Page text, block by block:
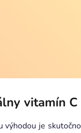
vitamín C
výhodou je